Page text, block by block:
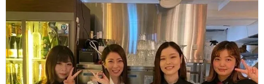
学歴(中卒・高卒)不問 友達と一緒に応募OK 昇給あり 髪型・髪色自由
ネイルOK 駅から徒歩5分以内 まかない・食事補助 社員登用あり